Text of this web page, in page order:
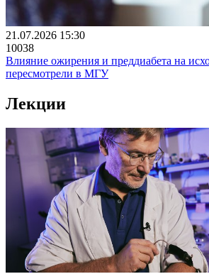
21.07.2026 15:30
10038
Влияние ожирения и преддиабета на
пересмотрели в МГУ
Лекции